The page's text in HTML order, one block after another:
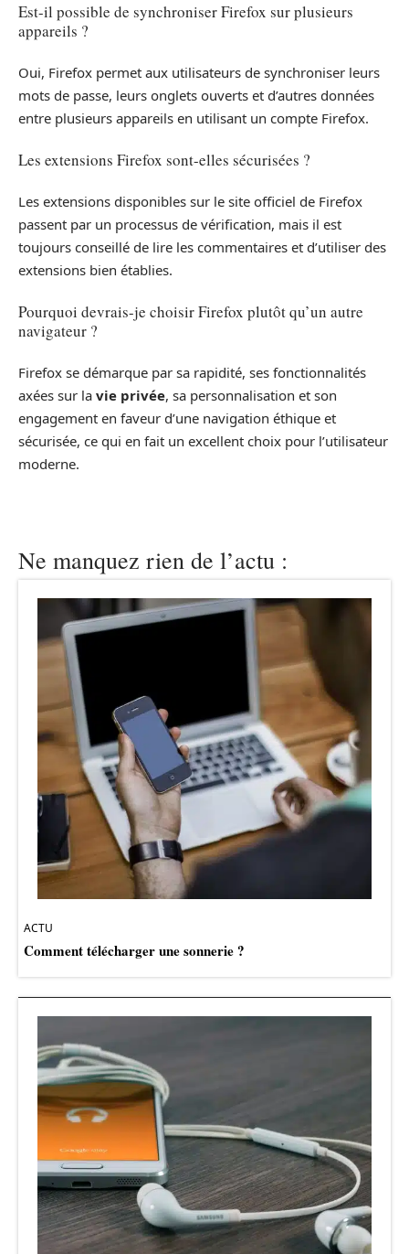
Est-il possible de synchroniser Firefox sur plusieurs
appareils ?
Oui, Firefox permet aux utilisateurs de synchroniser leurs
mots de passe, leurs onglets ouverts et d’autres données
entre plusieurs appareils en utilisant un compte Firefox.
Les extensions Firefox sont-elles sécurisées ?
Les extensions disponibles sur le site officiel de Firefox
passent par un processus de vérification, mais il est
toujours conseillé de lire les commentaires et d’utiliser des
extensions bien établies.
Pourquoi devrais-je choisir Firefox plutôt qu’un autre
navigateur ?
Firefox se démarque par sa rapidité, ses fonctionnalités
axées sur la vie privée, sa personnalisation et son
engagement en faveur d’une navigation éthique et
sécurisée, ce qui en fait un excellent choix pour l’utilisateur
moderne.
Ne manquez rien de l’actu :
ACTU
Comment télécharger une sonnerie ?